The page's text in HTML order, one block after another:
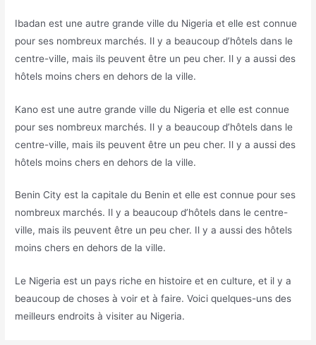
Ibadan est une autre grande ville du Nigeria et elle est connue
pour ses nombreux marchés. Il y a beaucoup d’hôtels dans le
centre-ville, mais ils peuvent être un peu cher. Il y a aussi des
hôtels moins chers en dehors de la ville.
Kano est une autre grande ville du Nigeria et elle est connue
pour ses nombreux marchés. Il y a beaucoup d’hôtels dans le
centre-ville, mais ils peuvent être un peu cher. Il y a aussi des
hôtels moins chers en dehors de la ville.
Benin City est la capitale du Benin et elle est connue pour ses
nombreux marchés. Il y a beaucoup d’hôtels dans le centre-
ville, mais ils peuvent être un peu cher. Il y a aussi des hôtels
moins chers en dehors de la ville.
Le Nigeria est un pays riche en histoire et en culture, et il y a
beaucoup de choses à voir et à faire. Voici quelques-uns des
meilleurs endroits à visiter au Nigeria.